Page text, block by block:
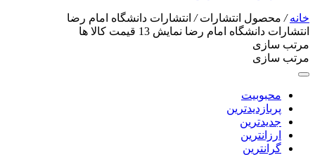
خانه/ محصول انتشارات/ انتشارات دانشگاه امام رضا
انتشارات دانشگاه امام رضا نمایش 13 قیمت کالا ها
مرتب سازی
مرتب سازی
محبوبیت
پربازدیدترین
جدیدترین
ارزانترین
گرانترین